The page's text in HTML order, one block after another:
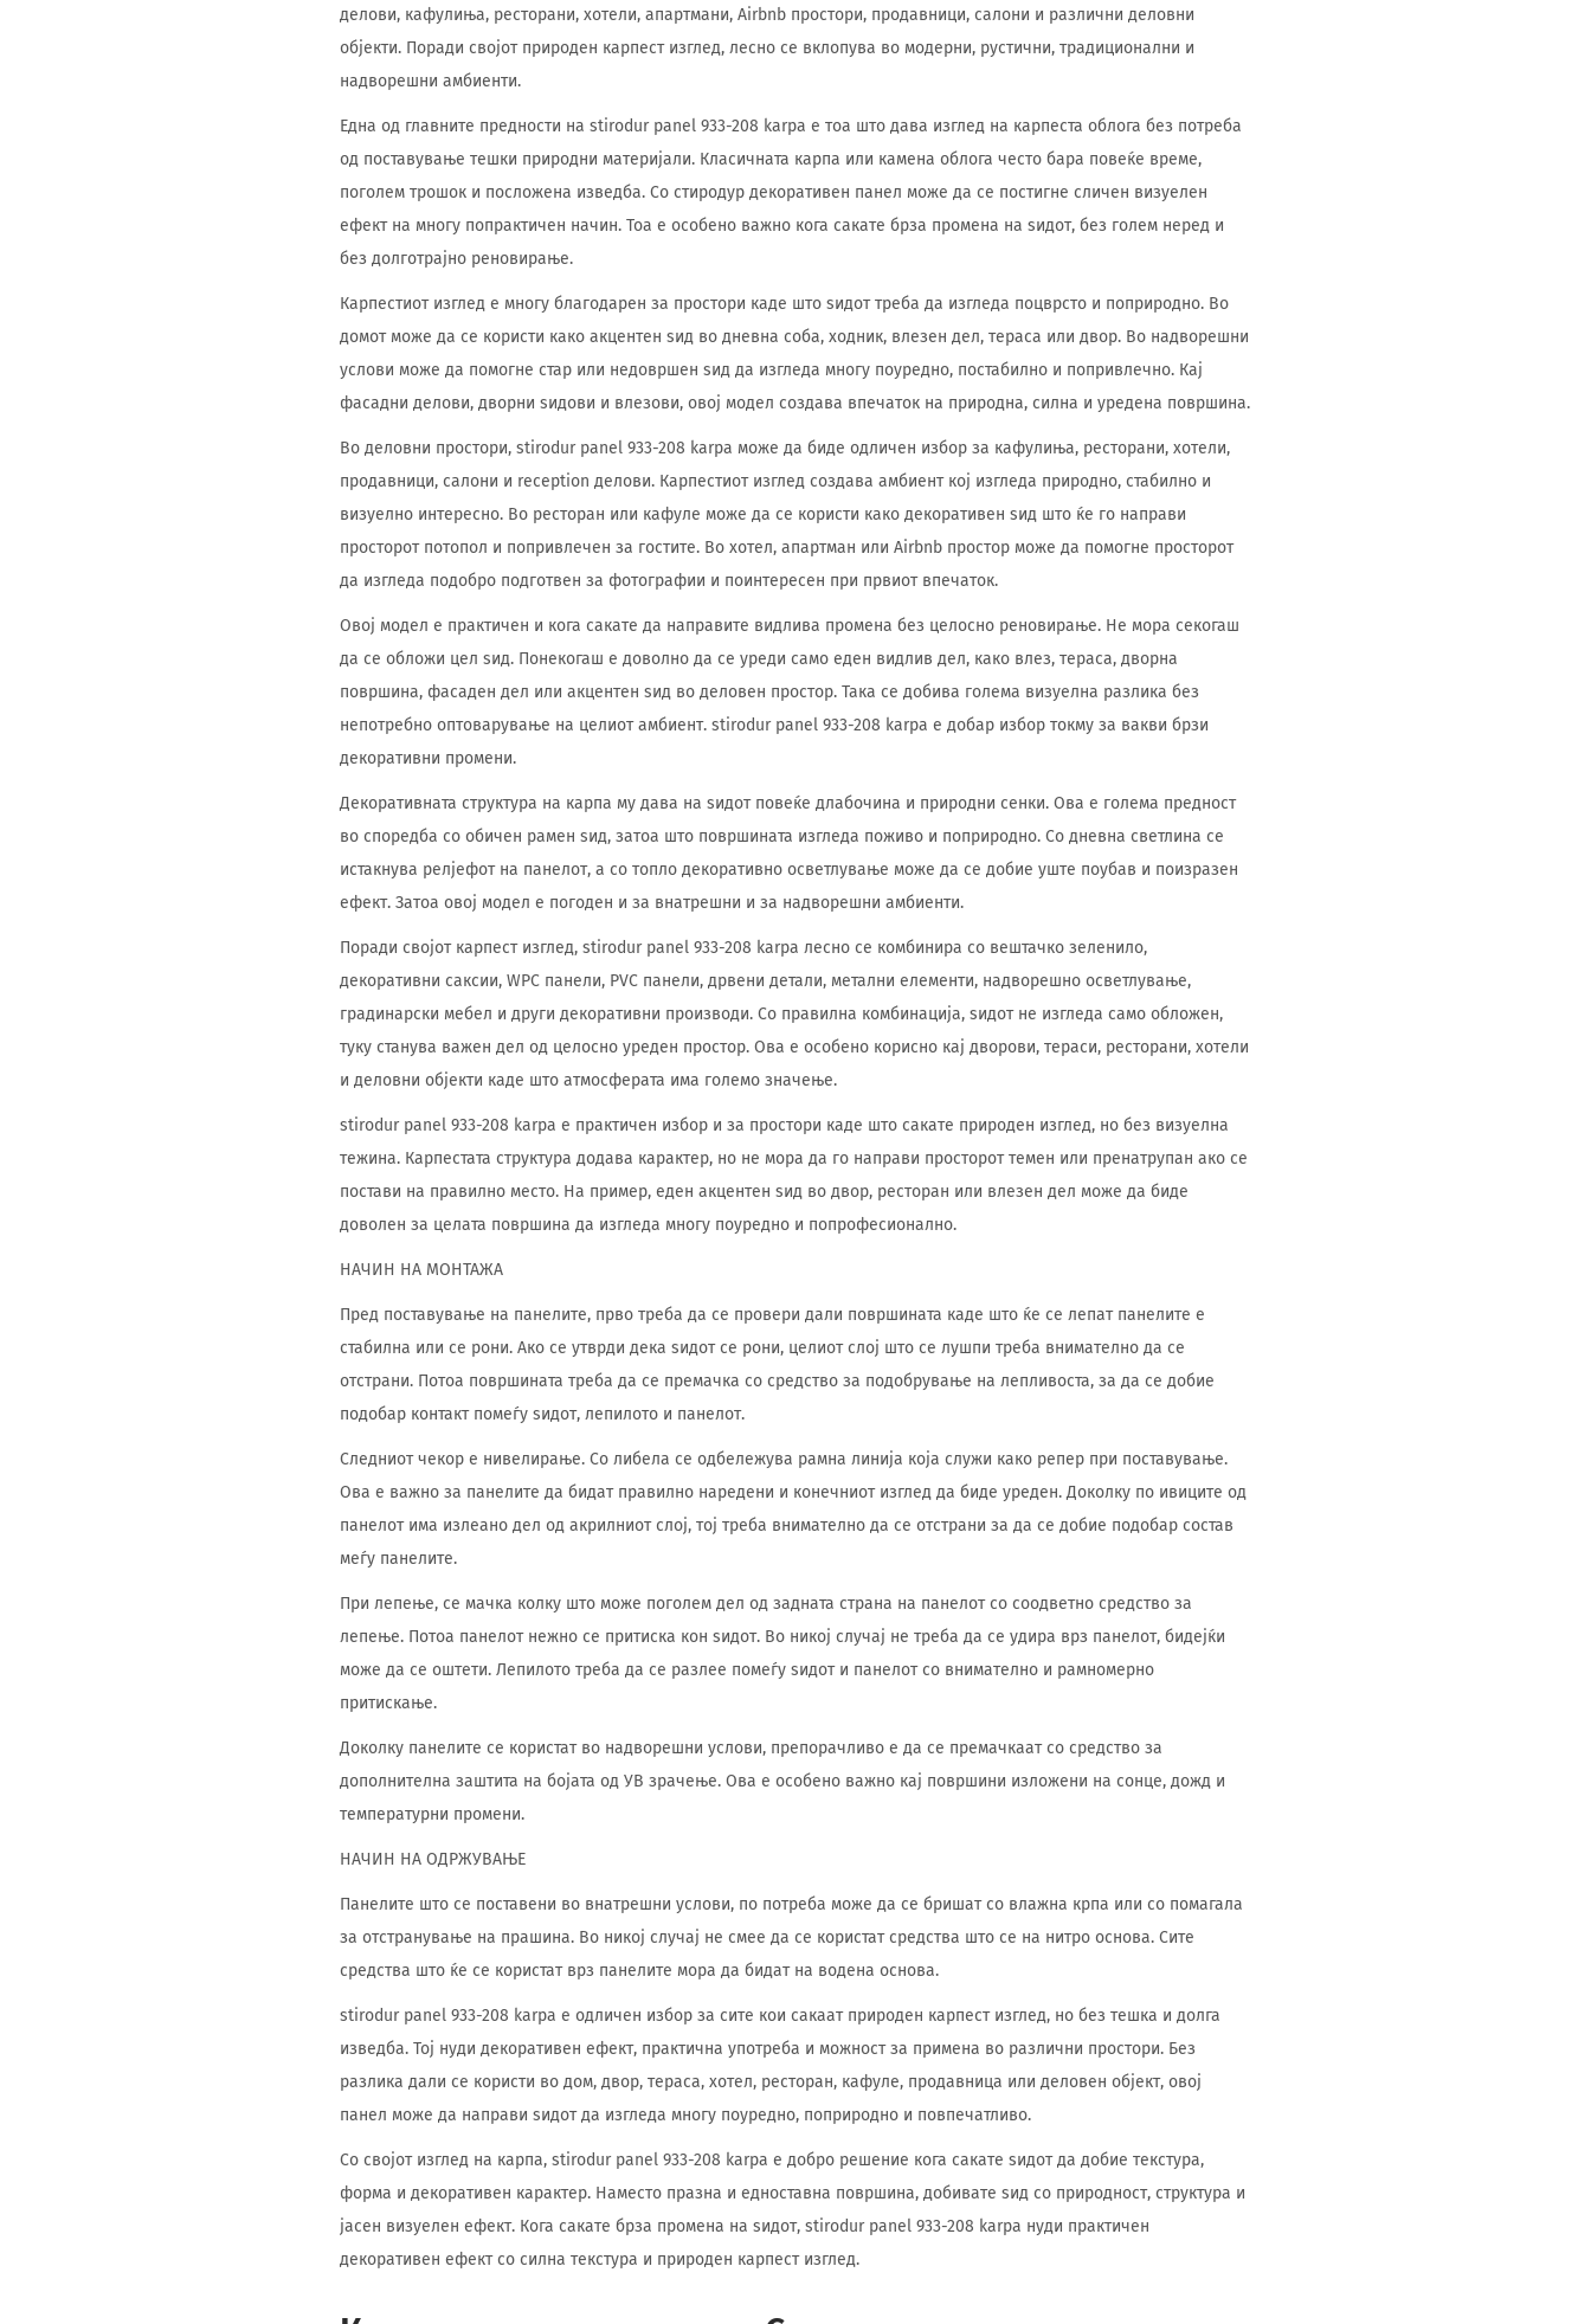
делови, кафулиња, ресторани, хотели, апартмани, Airbnb простори, продавници, салони и различни деловни
објекти. Поради својот природен карпест изглед, лесно се вклопува во модерни, рустични, традиционални и
надворешни амбиенти.
Една од главните предности на stirodur panel 933-208 karpa е тоа што дава изглед на карпеста облога без потреба
од поставување тешки природни материјали. Класичната карпа или камена облога често бара повеќе време,
поголем трошок и посложена изведба. Со стиродур декоративен панел може да се постигне сличен визуелен
ефект на многу попрактичен начин. Тоа е особено важно кога сакате брза промена на ѕидот, без голем неред и
без долготрајно реновирање.
Карпестиот изглед е многу благодарен за простори каде што ѕидот треба да изгледа поцврсто и поприродно. Во
домот може да се користи како акцентен ѕид во дневна соба, ходник, влезен дел, тераса или двор. Во надворешни
услови може да помогне стар или недовршен ѕид да изгледа многу поуредно, постабилно и попривлечно. Кај
фасадни делови, дворни ѕидови и влезови, овој модел создава впечаток на природна, силна и уредена површина.
Во деловни простори, stirodur panel 933-208 karpa може да биде одличен избор за кафулиња, ресторани, хотели,
продавници, салони и reception делови. Карпестиот изглед создава амбиент кој изгледа природно, стабилно и
визуелно интересно. Во ресторан или кафуле може да се користи како декоративен ѕид што ќе го направи
просторот потопол и попривлечен за гостите. Во хотел, апартман или Airbnb простор може да помогне просторот
да изгледа подобро подготвен за фотографии и поинтересен при првиот впечаток.
Овој модел е практичен и кога сакате да направите видлива промена без целосно реновирање. Не мора секогаш
да се обложи цел ѕид. Понекогаш е доволно да се уреди само еден видлив дел, како влез, тераса, дворна
површина, фасаден дел или акцентен ѕид во деловен простор. Така се добива голема визуелна разлика без
непотребно оптоварување на целиот амбиент. stirodur panel 933-208 karpa е добар избор токму за вакви брзи
декоративни промени.
Декоративната структура на карпа му дава на ѕидот повеќе длабочина и природни сенки. Ова е голема предност
во споредба со обичен рамен ѕид, затоа што површината изгледа поживо и поприродно. Со дневна светлина се
истакнува релјефот на панелот, а со топло декоративно осветлување може да се добие уште поубав и поизразен
ефект. Затоа овој модел е погоден и за внатрешни и за надворешни амбиенти.
Поради својот карпест изглед, stirodur panel 933-208 karpa лесно се комбинира со вештачко зеленило,
декоративни саксии, WPC панели, PVC панели, дрвени детали, метални елементи, надворешно осветлување,
градинарски мебел и други декоративни производи. Со правилна комбинација, ѕидот не изгледа само обложен,
туку станува важен дел од целосно уреден простор. Ова е особено корисно кај дворови, тераси, ресторани, хотели
и деловни објекти каде што атмосферата има големо значење.
stirodur panel 933-208 karpa е практичен избор и за простори каде што сакате природен изглед, но без визуелна
тежина. Карпестата структура додава карактер, но не мора да го направи просторот темен или пренатрупан ако се
постави на правилно место. На пример, еден акцентен ѕид во двор, ресторан или влезен дел може да биде
доволен за целата површина да изгледа многу поуредно и попрофесионално.
НАЧИН НА МОНТАЖА
Пред поставување на панелите, прво треба да се провери дали површината каде што ќе се лепат панелите е
стабилна или се рони. Ако се утврди дека ѕидот се рони, целиот слој што се лушпи треба внимателно да се
отстрани. Потоа површината треба да се премачка со средство за подобрување на лепливоста, за да се добие
подобар контакт помеѓу ѕидот, лепилото и панелот.
Следниот чекор е нивелирање. Со либела се одбележува рамна линија која служи како репер при поставување.
Ова е важно за панелите да бидат правилно наредени и конечниот изглед да биде уреден. Доколку по ивиците од
панелот има излеано дел од акрилниот слој, тој треба внимателно да се отстрани за да се добие подобар состав
меѓу панелите.
При лепење, се мачка колку што може поголем дел од задната страна на панелот со соодветно средство за
лепење. Потоа панелот нежно се притиска кон ѕидот. Во никој случај не треба да се удира врз панелот, бидејќи
може да се оштети. Лепилото треба да се разлее помеѓу ѕидот и панелот со внимателно и рамномерно
притискање.
Доколку панелите се користат во надворешни услови, препорачливо е да се премачкаат со средство за
дополнителна заштита на бојата од УВ зрачење. Ова е особено важно кај површини изложени на сонце, дожд и
температурни промени.
НАЧИН НА ОДРЖУВАЊЕ
Панелите што се поставени во внатрешни услови, по потреба може да се бришат со влажна крпа или со помагала
за отстранување на прашина. Во никој случај не смее да се користат средства што се на нитро основа. Сите
средства што ќе се користат врз панелите мора да бидат на водена основа.
stirodur panel 933-208 karpa е одличен избор за сите кои сакаат природен карпест изглед, но без тешка и долга
изведба. Тој нуди декоративен ефект, практична употреба и можност за примена во различни простори. Без
разлика дали се користи во дом, двор, тераса, хотел, ресторан, кафуле, продавница или деловен објект, овој
панел може да направи ѕидот да изгледа многу поуредно, поприродно и повпечатливо.
Со својот изглед на карпа, stirodur panel 933-208 karpa е добро решение кога сакате ѕидот да добие текстура,
форма и декоративен карактер. Наместо празна и едноставна површина, добивате ѕид со природност, структура и
јасен визуелен ефект. Кога сакате брза промена на ѕидот, stirodur panel 933-208 karpa нуди практичен
декоративен ефект со силна текстура и природен карпест изглед.